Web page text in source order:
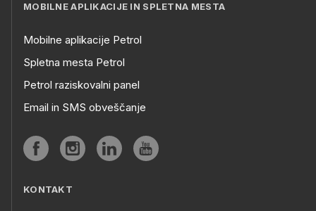
MOBILNE APLIKACIJE IN SPLETNA MESTA
Mobilne aplikacije Petrol
Spletna mesta Petrol
Petrol raziskovalni panel
Email in SMS obveščanje
KONTAKT